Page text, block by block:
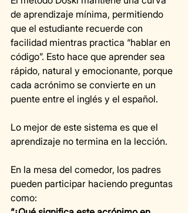
de aprendizaje mínima, permitiendo
que el estudiante recuerde con
facilidad mientras practica “hablar en
código”. Esto hace que aprender sea
rápido, natural y emocionante, porque
cada acrónimo se convierte en un
puente entre el inglés y el español.
Lo mejor de este sistema es que el
aprendizaje no termina en la lección.
En la mesa del comedor, los padres
pueden participar haciendo preguntas
como: